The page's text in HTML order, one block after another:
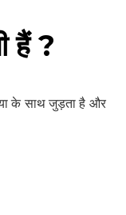
हैं ?
के साथ जुड़ता है और